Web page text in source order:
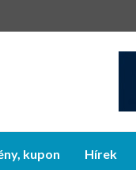
kupon Hírek